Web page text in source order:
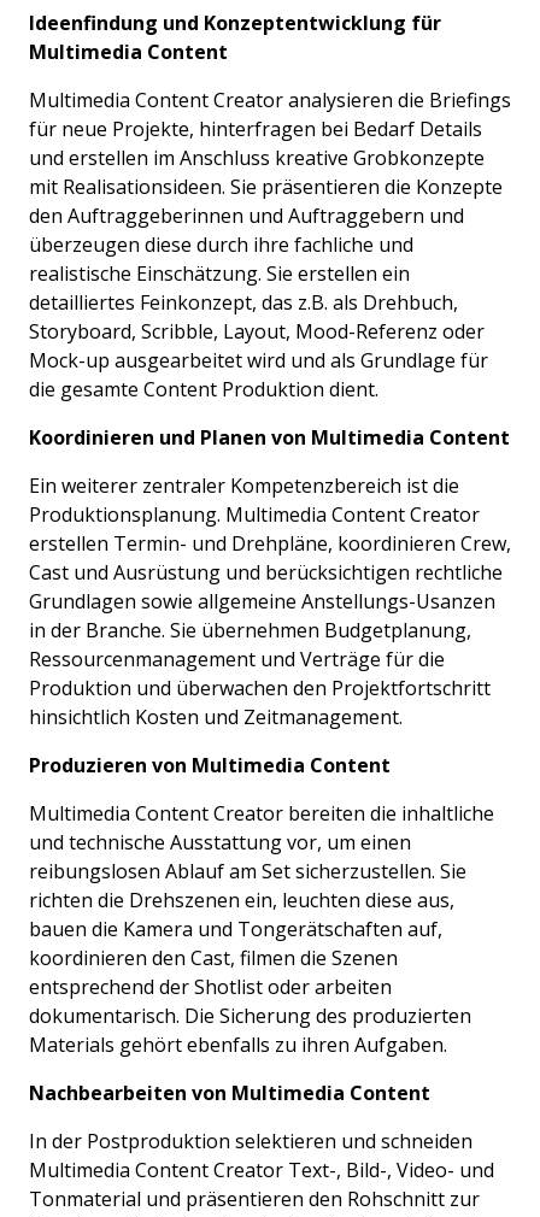
Ideenfindung und Konzeptentwicklung für
Multimedia Content
Multimedia Content Creator analysieren die Briefings
für neue Projekte, hinterfragen bei Bedarf Details
und erstellen im Anschluss kreative Grobkonzepte
mit Realisationsideen. Sie präsentieren die Konzepte
den Auftraggeberinnen und Auftraggebern und
überzeugen diese durch ihre fachliche und
realistische Einschätzung. Sie erstellen ein
detailliertes Feinkonzept, das z.B. als Drehbuch,
Storyboard, Scribble, Layout, Mood-Referenz oder
Mock-up ausgearbeitet wird und als Grundlage für
die gesamte Content Produktion dient.
Koordinieren und Planen von Multimedia Content
Ein weiterer zentraler Kompetenzbereich ist die
Produktionsplanung. Multimedia Content Creator
erstellen Termin- und Drehpläne, koordinieren Crew,
Cast und Ausrüstung und berücksichtigen rechtliche
Grundlagen sowie allgemeine Anstellungs-Usanzen
in der Branche. Sie übernehmen Budgetplanung,
Ressourcenmanagement und Verträge für die
Produktion und überwachen den Projektfortschritt
hinsichtlich Kosten und Zeitmanagement.
Produzieren von Multimedia Content
Multimedia Content Creator bereiten die inhaltliche
und technische Ausstattung vor, um einen
reibungslosen Ablauf am Set sicherzustellen. Sie
richten die Drehszenen ein, leuchten diese aus,
bauen die Kamera und Tongerätschaften auf,
koordinieren den Cast, filmen die Szenen
entsprechend der Shotlist oder arbeiten
dokumentarisch. Die Sicherung des produzierten
Materials gehört ebenfalls zu ihren Aufgaben.
Nachbearbeiten von Multimedia Content
In der Postproduktion selektieren und schneiden
Multimedia Content Creator Text-, Bild-, Video- und
Tonmaterial und präsentieren den Rohschnitt zur